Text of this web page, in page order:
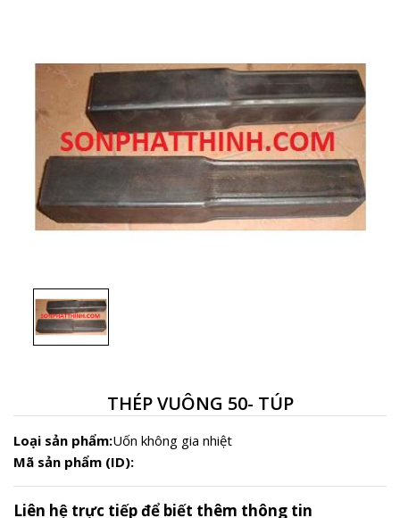
THÉP VUÔNG 50- TÚP
Loại sản phẩm:Uốn không gia nhiệt
Mã sản phẩm (ID):
Liên hệ trực tiếp để biết thêm thông tin